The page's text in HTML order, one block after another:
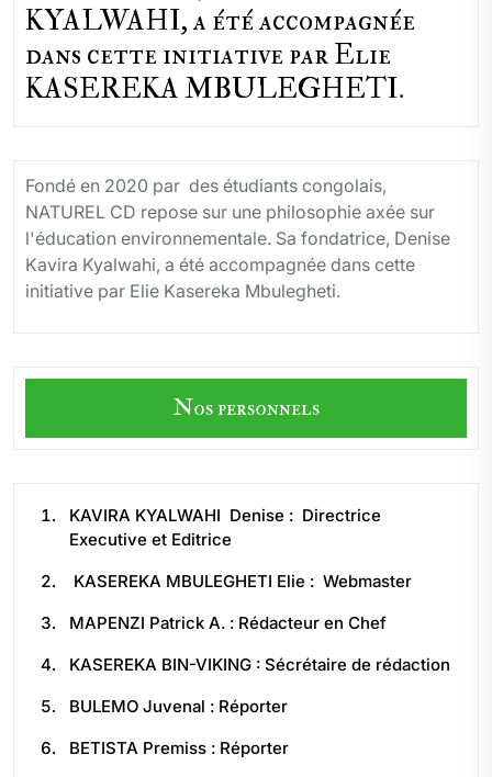
KYALWAHI, a été accompagnée
dans cette initiative par Elie
KASEREKA MBULEGHETI.
Fondé en 2020 par des étudiants congolais,
NATUREL CD repose sur une philosophie axée sur
l'éducation environnementale. Sa fondatrice, Denise
Kavira Kyalwahi, a été accompagnée dans cette
initiative par Elie Kasereka Mbulegheti.
Nos personnels
KAVIRA KYALWAHI Denise : Directrice
Executive et Editrice
KASEREKA MBULEGHETI Elie : Webmaster
MAPENZI Patrick A. : Rédacteur en Chef
KASEREKA BIN-VIKING : Sécrétaire de rédaction
BULEMO Juvenal : Réporter
BETISTA Premiss : Réporter